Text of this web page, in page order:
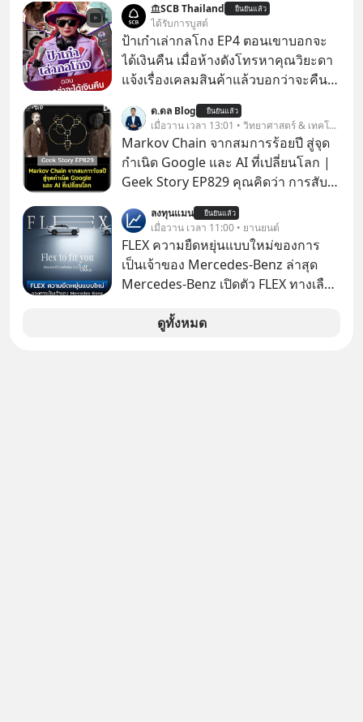
ภาษี หลายคนมักได้รับคำแนะนำให้
ลงทุนใน RMF เพราะนอกจากจะช่วยลด
หย่อนภาษีได้แล้ว ยังเป็นโอกาสในการ
สร้างความมั่งคั่งระยะยาว แต่น้อยคน
อะไรบ้าง ควรดู ตรงไหน ทำอย่างไร ถึง
จะดีกับเรา แล้วเราควรรู้ข้อมูลอะไร
เกี่ยวกับ RMF บ้าง เพื่อให้นำไปใช้ต่อได้
จริง ๆ ลงทุนแมนจะเล่าให้ฟัง
SCB Thailand ยืนยันแล้ว
ได้รับการบูสต์
ป้าเก๋าเล่ากลโกง EP4 ตอนเขาบอกจะ
ได้เงินคืน เมื่อห้างดังโทรหาคุณวิยะดา
แจ้งเรื่องเคลมสินค้าแล้วบอกว่าจะคืน
เรื่องจ้อจี้ หาคำตอบได้ที่ “ป้าเก๋าเล่ากล
โกง” EP4 ตอน “เขาบอกว่าจะได้เงิน
คืน” #ป้าเก๋าเล่ากลโกง #แก้เกมกลโกง
#อยู่อย่างยั่งยืน #Cybersecurity #เตือน
ภัยออนไลน์
ด.ดล Blog ยืนยันแล้ว
เมื่อวาน เวลา 13:01 • วิทยาศาสตร์ & เทคโนโลยี
Markov Chain จากสมการร้อยปี สู่จุด
กำเนิด Google และ AI ที่เปลี่ยนโลก |
Geek Story EP829 คุณคิดว่า การสับ
นิวเคลียร์ อัลกอริทึมของ Google ที่ใช้
โค่นล้มแชมป์เก่าอย่าง Yahoo และ
ความฉลาดของ AI ในปัจจุบัน มีอะไรที่
เหมือนกัน? เชื่อหรือไม่ว่า สิ่งเปลี่ยนโลก
ทะเลาะกัน” ของนักคณิตศาสตร์ชาว
รัสเซียสองคนเมื่อกว่าร้อยปีก่อน! จาก
ลงทุนแมน ยืนยันแล้ว
เมื่อวาน เวลา 11:00 • ยานยนต์
FLEX ความยืดหยุ่นแบบใหม่ของการ
เป็นเจ้าของ Mercedes-Benz ล่าสุด
Mercedes-Benz เปิดตัว FLEX ทางเลือก
“Flex to Fit You ยืดได้ตามสไตล์คุณ
ดูทั้งหมด